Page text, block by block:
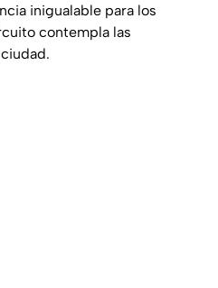
inigualable para los
contempla las